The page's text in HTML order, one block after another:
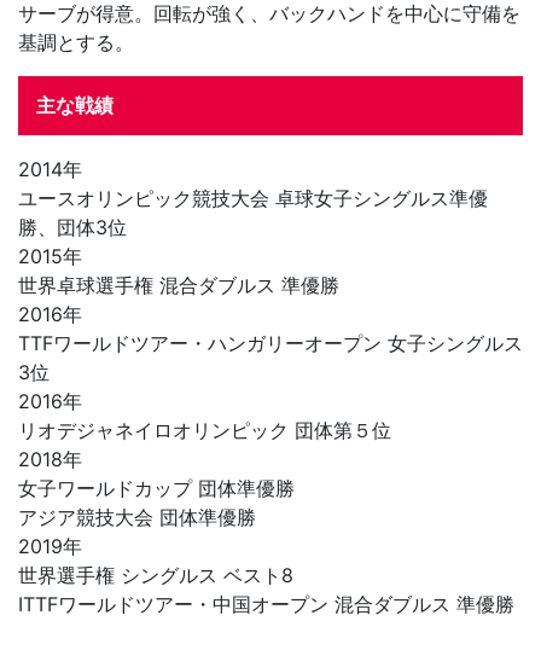
サーブが得意。回転が強く、バックハンドを中心に守備を
基調とする。
主な戦績
2014年
ユースオリンピック競技大会 卓球女子シングルス準優
勝、団体3位
2015年
世界卓球選手権 混合ダブルス 準優勝
2016年
TTFワールドツアー・ハンガリーオープン 女子シングルス
3位
2016年
リオデジャネイロオリンピック 団体第５位
2018年
女子ワールドカップ 団体準優勝
アジア競技大会 団体準優勝
2019年
世界選手権 シングルス ベスト8
ITTFワールドツアー・中国オープン 混合ダブルス 準優勝